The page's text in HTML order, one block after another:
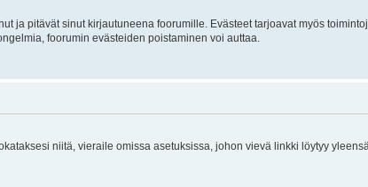
ja pitävät sinut kirjautuneena foorumille. Evästeet tarjoavat myös
foorumin evästeiden poistaminen voi auttaa.
niitä, vieraile omissa asetuksissa, johon vievä linkki löytyy